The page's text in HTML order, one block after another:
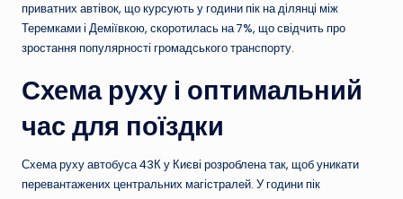
приватних автівок, що курсують у години пік на ділянці між
Теремками і Деміївкою, скоротилась на 7%, що свідчить про
зростання популярності громадського транспорту.
Схема руху і оптимальний
час для поїздки
Схема руху автобуса 43К у Києві розроблена так, щоб уникати
перевантажених центральних магістралей. У години пік